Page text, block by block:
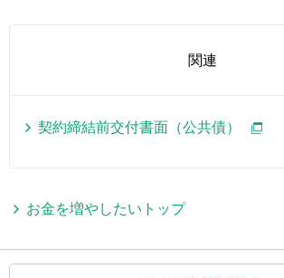
関連
契約締結前交付書面（公共債）
お金を増やしたいトップ